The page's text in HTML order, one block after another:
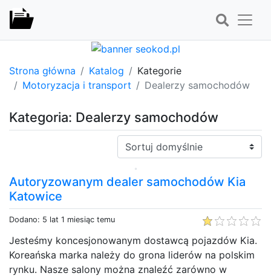
Strona główna Katalog
Kategorie
Motoryzacja i transport
Dealerzy samochodów
Kategoria: Dealerzy samochodów
Sortuj:
Autoryzowanym dealer samochodów Kia
Katowice
Dodano: 5 lat 1 miesiąc temu
Jesteśmy koncesjonowanym dostawcą pojazdów Kia.
Koreańska marka należy do grona liderów na polskim
rynku. Nasze salony można znaleźć zarówno w